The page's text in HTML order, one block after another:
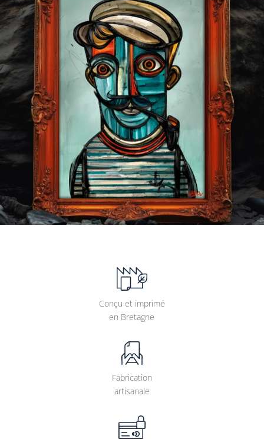
Conçu et imprimé
en Bretagne
Fabrication
artisanale